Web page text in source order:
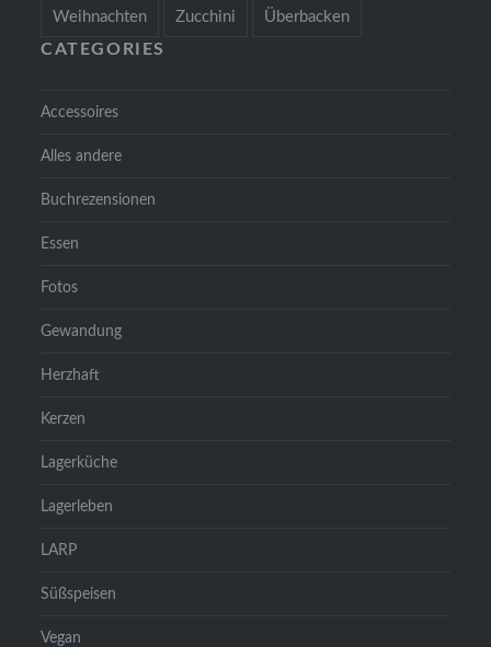
Weihnachten Zucchini Überbacken
CATEGORIES
Accessoires
Alles andere
Buchrezensionen
Essen
Fotos
Gewandung
Herzhaft
Kerzen
Lagerküche
Lagerleben
LARP
Süßspeisen
Vegan